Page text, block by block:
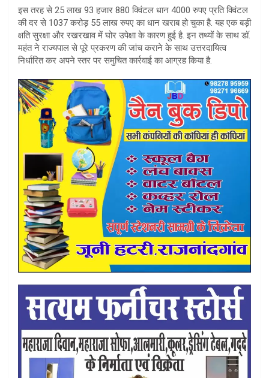
इस तरह से 25 लाख 93 हजार 880 क्विंटल धान 4000 रुपए प्रति क्विंटल
की दर से 1037 करोड़ 55 लाख रुपए का धान खराब हो चुका है. यह एक बड़ी
क्षति सुरक्षा और रखरखाव में घोर उपेक्षा के कारण हुई है. इन तथ्यों के साथ डॉ.
महंत ने राज्यपाल से पूरे प्रकरण की जांच कराने के साथ उत्तरदायित्व
निर्धारित कर अपने स्तर पर समुचित कार्रवाई का आग्रह किया है.